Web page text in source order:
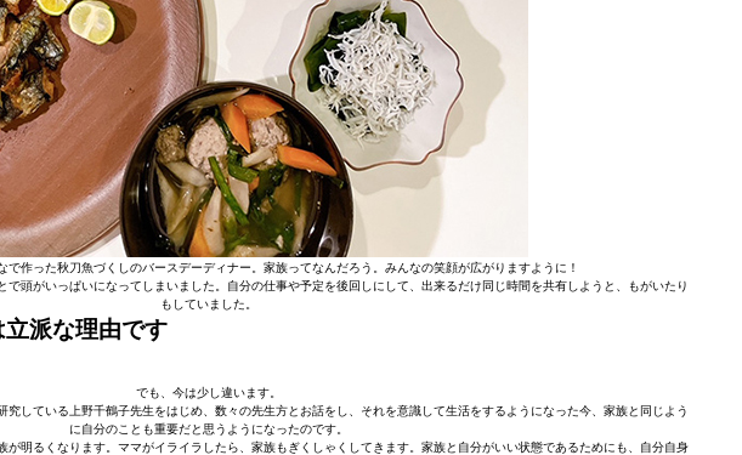
作った秋刀魚づくしのバースデーディナー。家族ってなんだろう。みんなの笑顔が広がりますように！
頭がいっぱいになってしまいました。自分の仕事や予定を後回しにして、出来るだけ同じ時間を共有しようと、もがいたり
もしていました。
立派な理由です
でも、今は少し違います。
究している上野千鶴子先生をはじめ、数々の先生方とお話をし、それを意識して生活をするようになった今、家族と同じよう
に自分のことも重要だと思うようになったのです。
が明るくなります。ママがイライラしたら、家族もぎくしゃくしてきます。家族と自分がいい状態であるためにも、自分自身